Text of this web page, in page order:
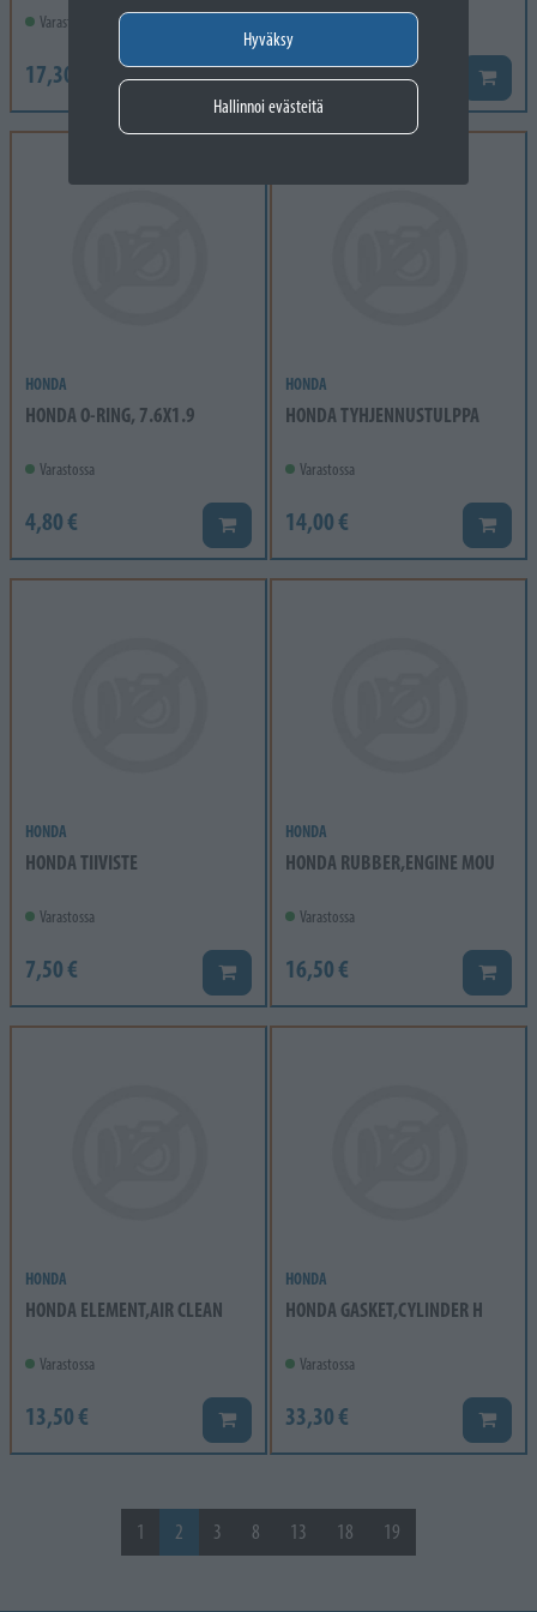
Hyväksy
Hallinnoi evästeitä
Varastossa
17,30 € Lisää koriin11,40 € Lisää
HONDA
HONDA O-RING, 7.6X1.9
Varastossa
4,80 € Lisää koriin
HONDA
HONDA TYHJENNUSTULPPA
Varastossa
14,00 € Lisää
HONDA
HONDA TIIVISTE
Varastossa
7,50 € Lisää koriin
HONDA
HONDA RUBBER,ENGINE MOU
Varastossa
16,50 € Lisää
HONDA
HONDA ELEMENT,AIR CLEAN
Varastossa
13,50 € Lisää koriin
HONDA
HONDA GASKET,CYLINDER H
Varastossa
33,30 € Lisää
1 2 3 8 13 18 19